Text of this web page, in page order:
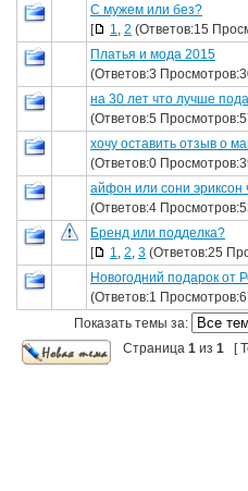
C мужем или без?
[
1, 2 (Ответов:15
Платья и мода 2015
(Ответов:3
на 30 лет что лучше
(Ответов:5
хочу оставить отзыв о
(Ответов:0
айфон или сони эриксон
(Ответов:4
Бренд или подделка?
[
1, 2, 3 (Ответов:25
Новогодний подарок от
(Ответов:1
Показать темы за:
Страница 1 из 1 [